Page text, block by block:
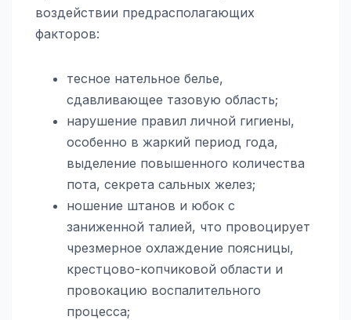
воздействии предрасполагающих
факторов:
тесное нательное белье,
сдавливающее тазовую область;
нарушение правил личной гигиены,
особенно в жаркий период года,
выделение повышенного количества
пота, секрета сальных желез;
ношение штанов и юбок с
заниженной талией, что провоцирует
чрезмерное охлаждение поясницы,
крестцово-копчиковой области и
провокацию воспалительного
процесса;